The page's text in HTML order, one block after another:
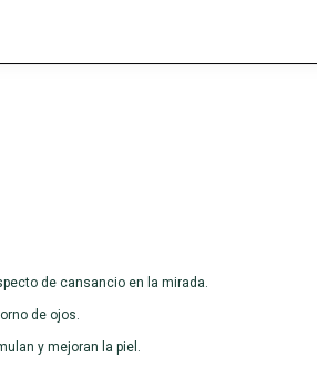
de cansancio en la mirada.
de ojos.
y mejoran la piel.